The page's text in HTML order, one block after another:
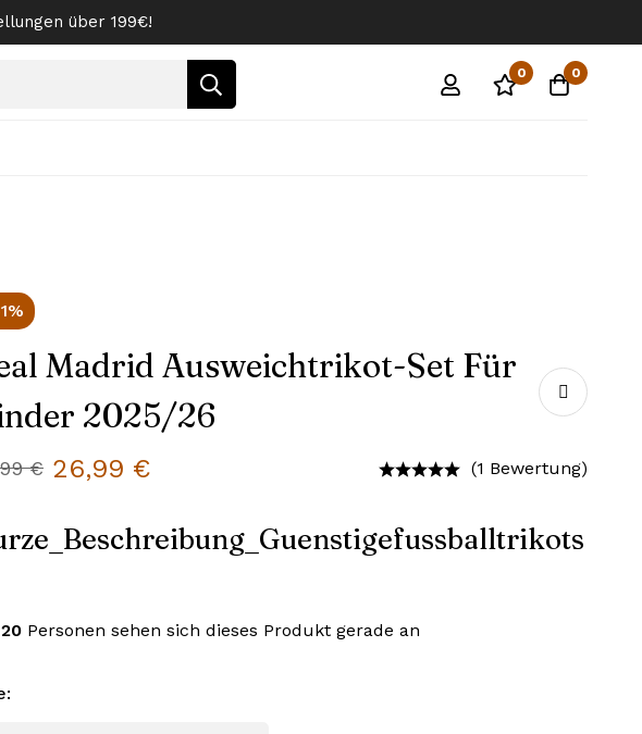
über 199€!
0 0
Madrid Ausweichtrikot-Set Für
2025/26
€ 26,99 € (1 Bewertung)
20 Personen sehen sich dieses Produkt gerade an
: